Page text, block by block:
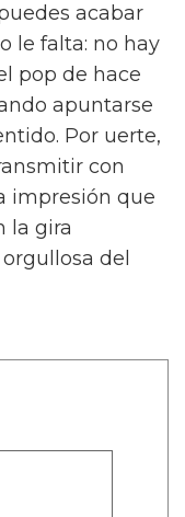
acabar
le falta: no hay
pop de hace
apuntarse
Por uerte,
con
impresión que
la gira
del